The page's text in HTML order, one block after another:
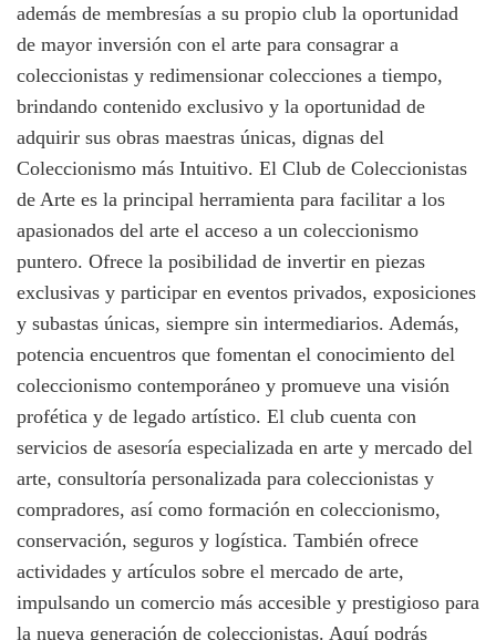
además de membresías a su propio club la oportunidad
de mayor inversión con el arte para consagrar a
coleccionistas y redimensionar colecciones a tiempo,
brindando contenido exclusivo y la oportunidad de
adquirir sus obras maestras únicas, dignas del
Coleccionismo más Intuitivo. El Club de Coleccionistas
de Arte es la principal herramienta para facilitar a los
apasionados del arte el acceso a un coleccionismo
puntero. Ofrece la posibilidad de invertir en piezas
exclusivas y participar en eventos privados, exposiciones
y subastas únicas, siempre sin intermediarios. Además,
potencia encuentros que fomentan el conocimiento del
coleccionismo contemporáneo y promueve una visión
profética y de legado artístico. El club cuenta con
servicios de asesoría especializada en arte y mercado del
arte, consultoría personalizada para coleccionistas y
compradores, así como formación en coleccionismo,
conservación, seguros y logística. También ofrece
actividades y artículos sobre el mercado de arte,
impulsando un comercio más accesible y prestigioso para
la nueva generación de coleccionistas. Aquí podrás